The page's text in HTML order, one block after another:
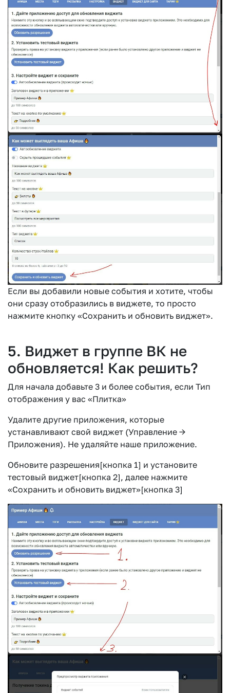
Если вы добавили новые события и хотите, чтобы
они сразу отобразились в виджете, то просто
нажмите кнопку «Сохранить и обновить виджет».
5. Виджет в группе ВК не
обновляется! Как решить?
Для начала добавьте 3 и более события, если Тип
отображения у вас «Плитка»
Удалите другие приложения, которые
устанавливают свой виджет (Управление —>
Приложения). Не удаляйте наше приложение.
Обновите разрешения[кнопка 1] и установите
тестовый виджет[кнопка 2], далее нажмите
«Сохранить и обновить виджет»[кнопка 3]